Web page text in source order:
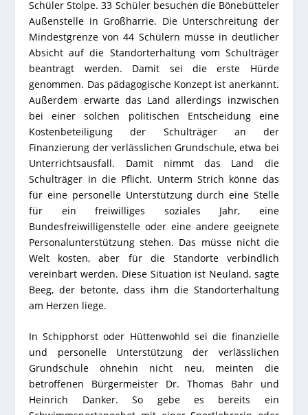
Schüler Stolpe. 33 Schüler besuchen die Bönebütteler
Außenstelle in Großharrie. Die Unterschreitung der
Mindestgrenze von 44 Schülern müsse in deutlicher
Absicht auf die Standorterhaltung vom Schulträger
beantragt werden. Damit sei die erste Hürde
genommen. Das pädagogische Konzept ist anerkannt.
Außerdem erwarte das Land allerdings inzwischen
bei einer solchen politischen Entscheidung eine
Kostenbeteiligung der Schulträger an der
Finanzierung der verlässlichen Grundschule, etwa bei
Unterrichtsausfall. Damit nimmt das Land die
Schulträger in die Pflicht. Unterm Strich könne das
für eine personelle Unterstützung durch eine Stelle
für ein freiwilliges soziales Jahr, eine
Bundesfreiwilligenstelle oder eine andere geeignete
Personalunterstützung stehen. Das müsse nicht die
Welt kosten, aber für die Standorte verbindlich
vereinbart werden. Diese Situation ist Neuland, sagte
Beeg, der betonte, dass ihm die Standorterhaltung
am Herzen liege.
In Schipphorst oder Hüttenwohld sei die finanzielle
und personelle Unterstützung der verlässlichen
Grundschule ohnehin nicht neu, meinten die
betroffenen Bürgermeister Dr. Thomas Bahr und
Heinrich Danker. So gebe es bereits ein